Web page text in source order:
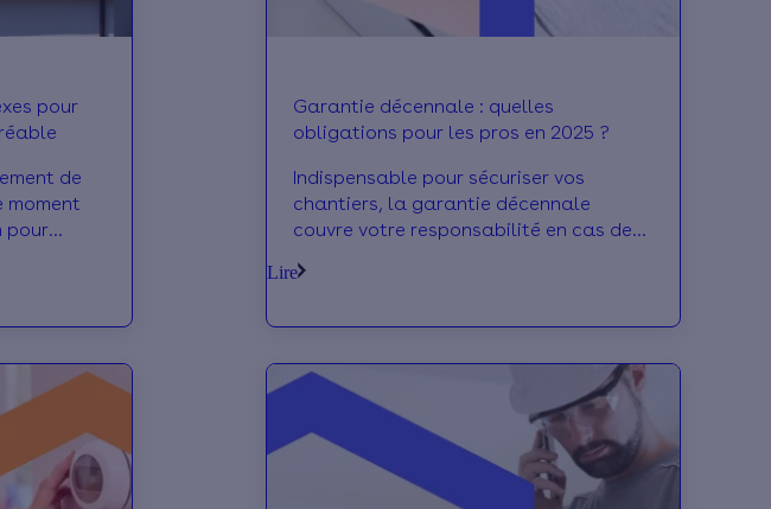
pour
de
moment
pour
Garantie décennale : quelles
obligations pour les pros en 2025 ?
Indispensable pour sécuriser vos
chantiers, la garantie décennale
couvre votre responsabilité en cas de
travaux. Mais quelles sont exactement
qu’artisan ou entreprise du bâtiment ?
On fait le point sur tout ce qu’il faut
savoir.
Lire